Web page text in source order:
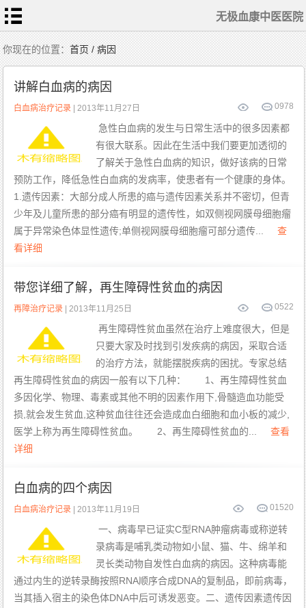
无极血康中医医院
首
页
医
生
随
笔
疾
病
动
态
白
血
病
治
疗
ITP
治
再
障
治
疗
MDS
治疗
血
康
动
态
你现在的位置：首页 / 病因
讲解白血病的病因
978
0
白血病治疗记录 | 2013年11月27日
急性白血病的发生与日常生活中的很多因素都
有很大联系。因此在生活中我们要更加透彻的
了解关于急性白血病的知识，做好该病的日常
预防工作，降低急性白血病的发病率，使患者有一个健康的身体。
1.遗传因素：大部分成人所患的癌与遗传因素关系并不密切，但青
少年及儿童所患的部分癌有明显的遗传性，如双侧视网膜母细胞瘤
属于异常染色体显性遗传;单侧视网膜母细胞瘤可部分遗传...
查
看详细
带您详细了解，再生障碍性贫血的病因
522
0
再障治疗记录 | 2013年11月25日
再生障碍性贫血虽然在治疗上难度很大，但是
只要大家及时找到引发疾病的病因，采取合适
的治疗方法，就能摆脱疾病的困扰。专家总结
再生障碍性贫血的病因一般有以下几种： 1、再生障碍性贫血
多因化学、物理、毒素或其他不明的因素作用下,骨髓造血功能受
损,就会发生贫血,这种贫血往往还会造成血白细胞和血小板的减少,
医学上称为再生障碍性贫血。 2、再生障碍性贫血的...
查看
详细
白血病的四个病因
1520
0
白血病治疗记录 | 2013年11月19日
一、病毒早已证实C型RNA肿瘤病毒或称逆转
录病毒是哺乳类动物如小鼠、猫、牛、绵羊和
灵长类动物自发性白血病的病因。这种病毒能
通过内生的逆转录酶按照RNA顺序合成DNA的复制品，即前病毒，
当其插入宿主的染色体DNA中后可诱发恶变。二、遗传因素遗传因